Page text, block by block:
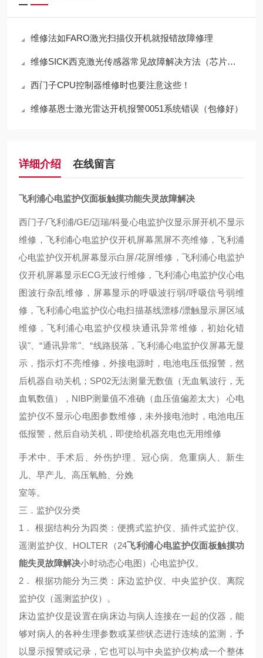
维修法如FARO激光扫描仪开机就报错故障修理
维修SICK西克激光传感器常见故障解决方法（芯片级修理）
西门子CPU控制器维修时也要注意这些！
维修基恩士激光雷达开机报警0051系统错误（包修好）
详细介绍 在线留言
飞利浦心电监护仪面板触摸功能失灵故障解决
西门子/飞利浦/GE/迈瑞/科曼心电监护仪显示屏开机不显示
维修，飞利浦心电监护仪开机屏幕黑屏不亮维修，飞利浦
心电监护仪开机屏幕显示白屏/花屏维修，飞利浦心电监护
仪开机屏幕显示ECG无波行维修，飞利浦心电监护仪心电
图波行杂乱维修，屏幕显示的呼吸波行弱/呼吸信号弱维
修，飞利浦心电监护仪心电扫描基线漂移/漂触显示屏区域
维修，飞利浦心电监护仪模块通讯异常维修，初始化错
误"、“通讯异常"、“线路脱落，飞利浦心电监护仪屏幕无显
示，指示灯不亮维修，外接电源时，电池电压低报警，然
后机器自动关机；SP02无法测量无数值（无血氧波行，无
血氧数值），NIBP测量值不准确（血压值偏差太大） 心电
监护仪不显示心电图参数维修，未外接电池时，电池电压
低报警，然后自动关机，即使给机器充电也无用维修
手术中、手术后、外伤护理、冠心病、危重病人、新生
儿、早产儿、高压氧舱、分娩
室等。
三．监护仪分类
1． 根据结构分为四类：便携式监护仪、插件式监护仪、
遥测监护仪、HOLTER（24飞利浦心电监护仪面板触摸功
能失灵故障解决小时动态心电图）心电监护仪。
2． 根据功能分为三类：床边监护仪、中央监护仪、离院
监护仪（遥测监护仪）。
床边监护仪是设置在病床边与病人连接在一起的仪器，能
够对病人的各种生理参数或某些状态进行连续的监测，予
以显示报警或记录，它也可以与中央监护仪构成一个整体